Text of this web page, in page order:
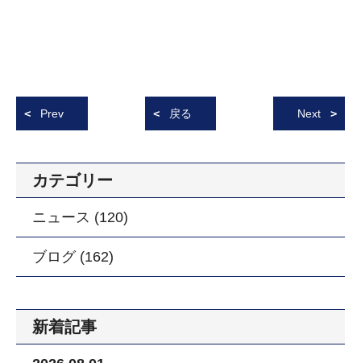
Prev 戻る Next
カテゴリー
ニュース (120)
ブログ (162)
新着記事